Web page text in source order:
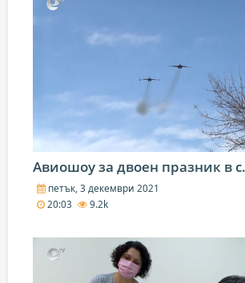
Авиошоу за двоен празник в
петък, 3 декември 2021
20:03
9.2k